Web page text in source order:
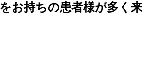
お持ちの患者様が多く